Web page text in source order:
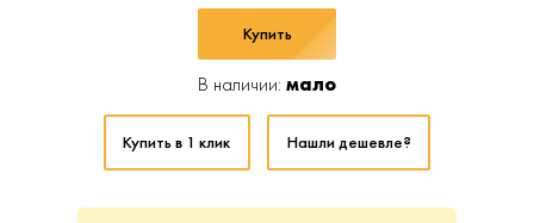
Купить
В наличии: мало
Купить в 1 клик Нашли дешевле?